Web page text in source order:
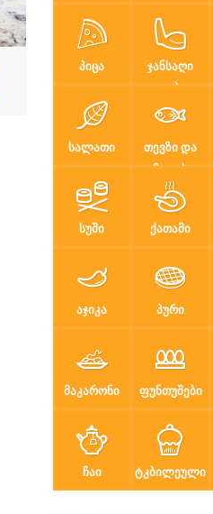
ᲞᲘᲪᲐ
ᲯᲐᲜᲡᲐᲦᲘ
ᲙᲕᲔᲑᲐ
ᲡᲐᲚᲐᲗᲘ
ᲗᲔᲕᲖᲘ ᲓᲐ
ᲖᲦᲕᲘᲡ
ᲞᲠᲝᲓᲣᲥᲢᲔᲑᲘ
ᲡᲣᲨᲘ ᲥᲐᲗᲐᲛᲘ
ᲐᲯᲘᲙᲐ ᲞᲣᲠᲘ
ᲛᲐᲙᲐᲠᲝᲜᲘ ᲤᲣᲜᲗᲣᲨᲔᲑᲘ
ᲩᲐᲘ ᲢᲙᲑᲘᲚᲔᲣᲚᲘ